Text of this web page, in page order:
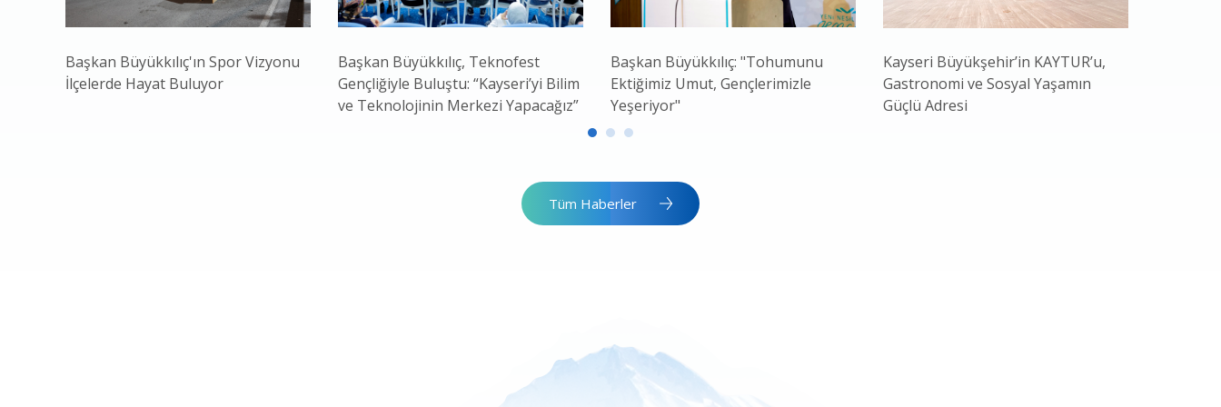
Başkan Büyükkılıç'ın Spor Vizyonu
İlçelerde Hayat Buluyor
Başkan Büyükkılıç, Teknofest
Gençliğiyle Buluştu: “Kayseri’yi Bilim
ve Teknolojinin Merkezi Yapacağız”
Başkan Büyükkılıç: "Tohumunu
Ektiğimiz Umut, Gençlerimizle
Yeşeriyor"
Kayseri Büyükşehir’in KAYTUR’u,
Gastronomi ve Sosyal Yaşamın
Güçlü Adresi
Tüm Haberler